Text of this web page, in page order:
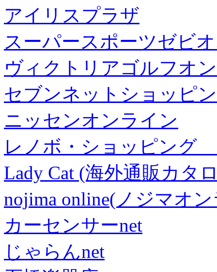
アイリスプラザ
スーパースポーツゼビ
ヴィクトリアゴルフオ
セブンネットショッピ
ニッセンオンライン
レノボ・ショッピング
Lady Cat (海外通販カタ
nojima online(ノジマオ
カーセンサーnet
じゃらんnet